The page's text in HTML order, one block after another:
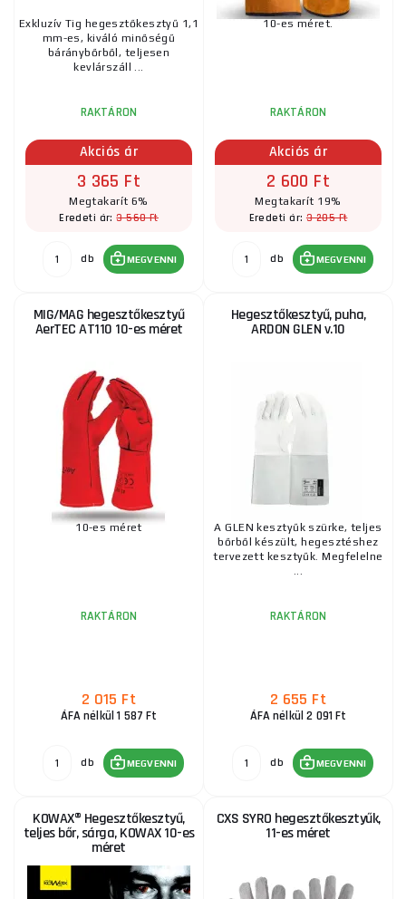
Exkluzív Tig hegesztőkesztyű 1,1
mm-es, kiváló minőségű
báránybőrből, teljesen
kevlárszáll ...
RAKTÁRON
Akciós ár
3 365 Ft
Megtakarít 6%
Eredeti ár:3 560 Ft
db MEGVENNI
10-es méret.
RAKTÁRON
Akciós ár
2 600 Ft
Megtakarít 19%
Eredeti ár:3 205 Ft
db MEGVENNI
MIG/MAG hegesztőkesztyű
AerTEC AT110 10-es méret
10-es méret
RAKTÁRON
2 015 Ft
ÁFA nélkül 1 587 Ft
db MEGVENNI
Hegesztőkesztyű, puha,
ARDON GLEN v.10
A GLEN kesztyűk szürke, teljes
bőrből készült, hegesztéshez
tervezett kesztyűk. Megfelelne
...
RAKTÁRON
2 655 Ft
ÁFA nélkül 2 091 Ft
db MEGVENNI
KOWAX® Hegesztőkesztyű,
teljes bőr, sárga, KOWAX 10-es
méret
CXS SYRO hegesztőkesztyűk,
11-es méret